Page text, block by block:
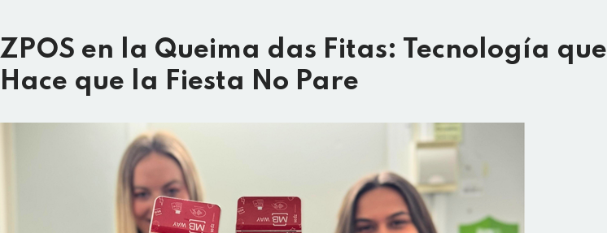
ZPOS en la Queima das Fitas: Tecnología que
Hace que la Fiesta No Pare